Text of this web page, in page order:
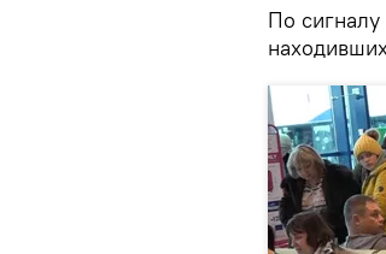
По сигналу